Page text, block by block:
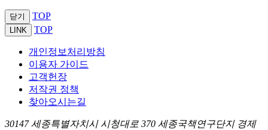
닫기 TOP
LINK TOP
개인정보처리방침
이용자 가이드
고객헌장
저작권 정책
찾아오시는길
30147 세종특별자치시 시청대로 370 세종국책연구단지 경제